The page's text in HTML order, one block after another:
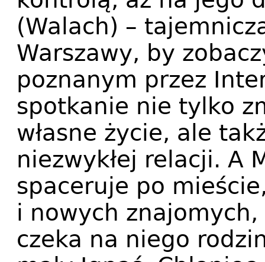
(Walach) –
Warszawy, by
poznanym przez
spotkanie nie tylko
własne życie, ale
niezwykłej relacji. A
spaceruje po
i nowych
czeka na niego